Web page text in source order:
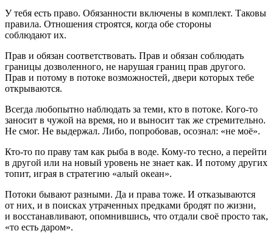
У тебя есть право. Обязанности включены в комплект. Таковы
правила. Отношения строятся, когда обе стороны
соблюдают их.
Прав и обязан соответствовать. Прав и обязан соблюдать
границы дозволенного, не нарушая границ прав другого.
Прав и потому в потоке возможностей, двери которых тебе
открываются.
Всегда любопытно наблюдать за теми, кто в потоке. Кого-то
заносит в чужой на время, но и выносит так же стремительно.
Не смог. Не выдержал. Либо, попробовав, осознал: «не моё».
Кто-то по праву там как рыба в воде. Кому-то тесно, а перейти
в другой или на новый уровень не знает как. И потому других
топит, играя в стратегию «алый океан».
Потоки бывают разными. Да и права тоже. И отказываются
от них, и в поисках утраченных предками бродят по жизни,
и восстанавливают, опомнившись, что отдали своё просто так,
«то есть даром».